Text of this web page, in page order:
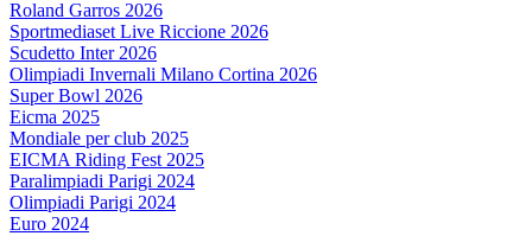
Roland Garros 2026
Sportmediaset Live Riccione 2026
Scudetto Inter 2026
Olimpiadi Invernali Milano Cortina 2026
Super Bowl 2026
Eicma 2025
Mondiale per club 2025
EICMA Riding Fest 2025
Paralimpiadi Parigi 2024
Olimpiadi Parigi 2024
Euro 2024